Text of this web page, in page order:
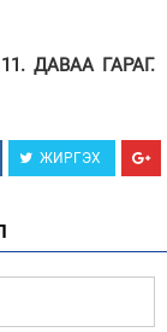
ДАВАА ГАРАГ.
ЖИРГЭХ